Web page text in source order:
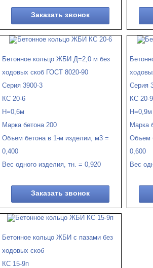
Заказать звонок
Бетонное кольцо ЖБИ Д=2,0 м без
ходовых скоб ГОСТ 8020-90
Серия 3900-3
КС 20-6
Н=0,6м
Марка бетона 200
Объем бетона в 1-м изделии, м3 =
0,400
Вес одного изделия, тн. = 0,920
Заказать звонок
Серия
КС 20-9
Н=0,9м
Марка
Объем
0,600
Вес
Бетонное кольцо ЖБИ c пазами без
ходовых скоб
КС 15-9п